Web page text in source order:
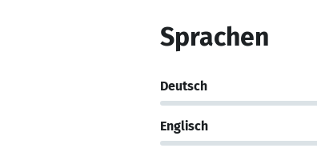
Sprachen
Deutsch
Englisch